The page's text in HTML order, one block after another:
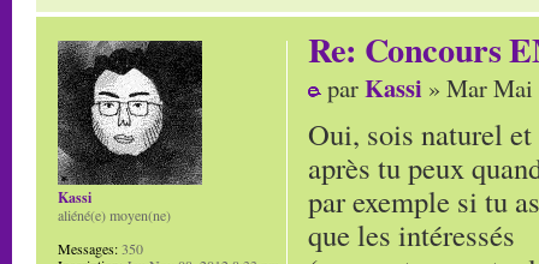
Re: Concours
parKassi » Mar Mai
Oui, sois naturel
après tu peux
par exemple si tu
que les intéressés
Kassi
aliéné(e) moyen(ne)
Messages:350